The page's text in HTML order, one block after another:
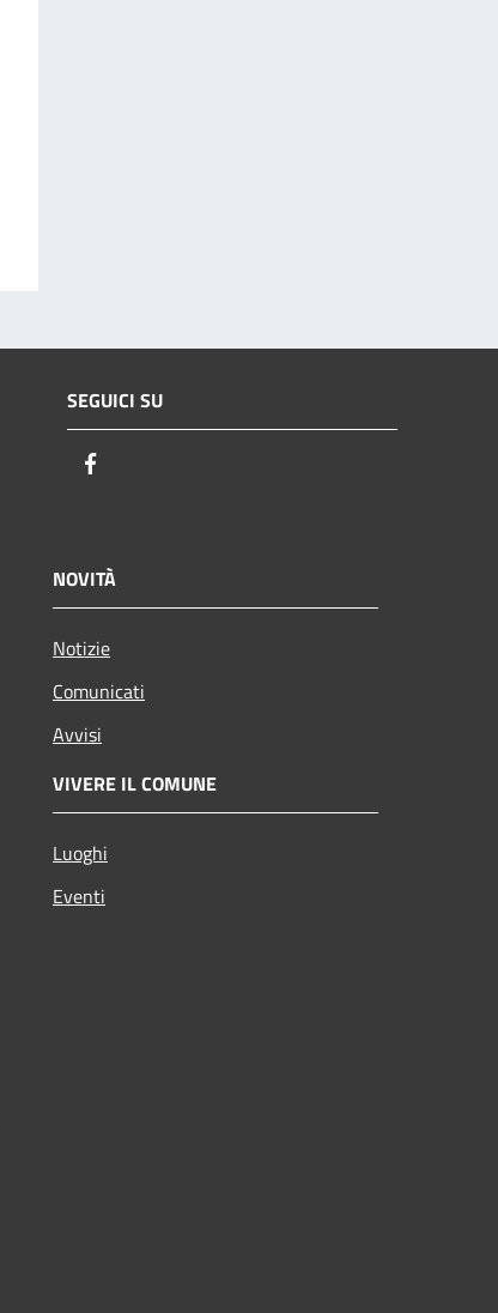
SEGUICI SU
NOVITÀ
Notizie
Comunicati
Avvisi
VIVERE IL COMUNE
Luoghi
Eventi